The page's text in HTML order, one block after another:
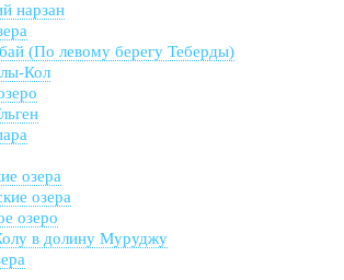
нарзан
(По левому берегу Теберды)
Кол
озера
озера
озеро
в долину Муруджу